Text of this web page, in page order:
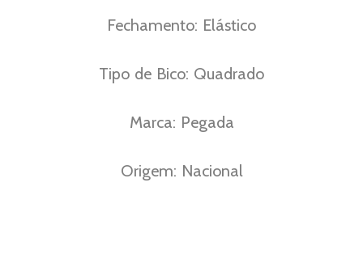
Fechamento: Elástico
Tipo de Bico: Quadrado
Marca: Pegada
Origem: Nacional